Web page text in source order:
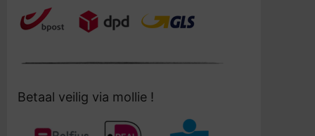
Betaal veilig via mollie !